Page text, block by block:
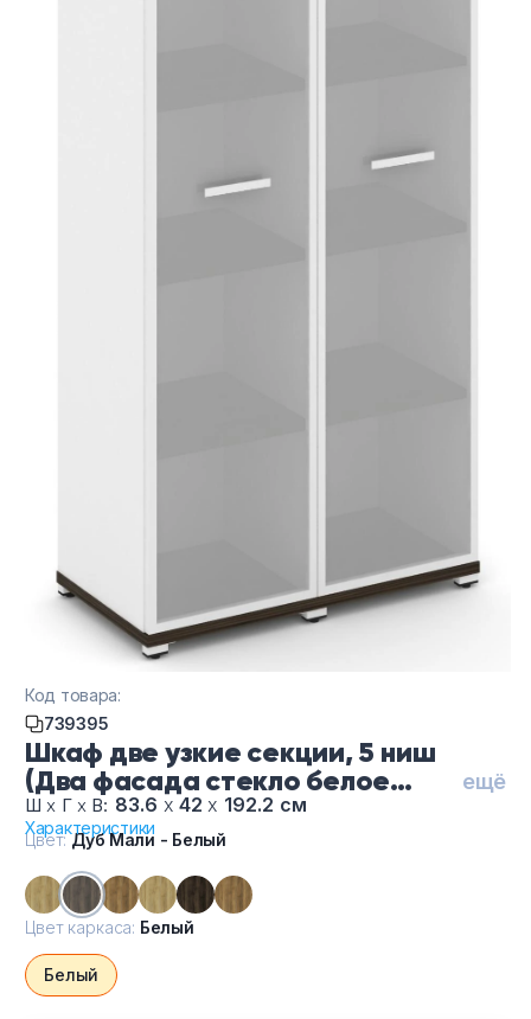
Шкаф две узкие секции, 5 ниш
(Два фасада стекло белое
матовое в раме, 5 ниш) CN.STU-
528 RM B/W-Ду Мали Белый-Бе,
цвет Дуб Мали - Белый, цвет
каркаса Белый
ещё
Шх Г х В: 83.6 х 42х 192.2 см
Характеристики
Код товара:
739395
Цвет:Дуб Мали - Белый
Цвет каркаса: Белый
Белый
Сейфы и металлическая мебель